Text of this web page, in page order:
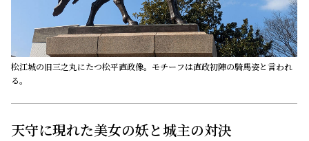
松江城の旧三之丸にたつ松平直政像。モチーフは直政初陣の騎馬姿と言われ
る。
天守に現れた美女の妖と城主の対決